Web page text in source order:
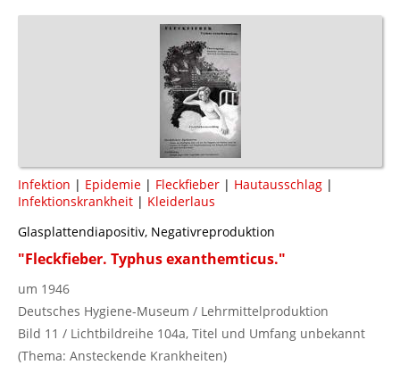
Infektion | Epidemie | Fleckfieber | Hautausschlag |
Infektionskrankheit | Kleiderlaus
Glasplattendiapositiv, Negativreproduktion
"Fleckfieber. Typhus exanthemticus."
um 1946
Deutsches Hygiene-Museum / Lehrmittelproduktion
Bild 11 / Lichtbildreihe 104a, Titel und Umfang unbekannt
(Thema: Ansteckende Krankheiten)